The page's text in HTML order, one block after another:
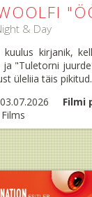
& Day
kirjanik,
ja "Tuletorni
üleliia täis pikitud.
03.07.2026 Filmi